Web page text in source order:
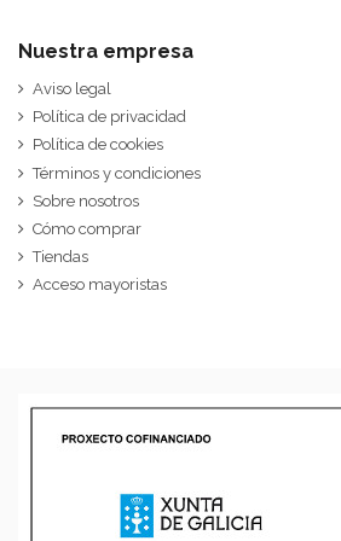
Nuestra empresa
Aviso legal
Política de privacidad
Política de cookies
Términos y condiciones
Sobre nosotros
Cómo comprar
Tiendas
Acceso mayoristas